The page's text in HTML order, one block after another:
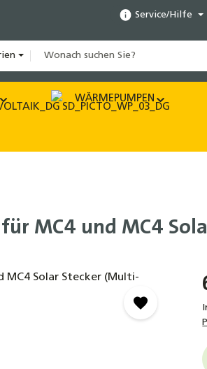
Service/Hilfe
WÄRMEPUMPEN
MC4 und MC4